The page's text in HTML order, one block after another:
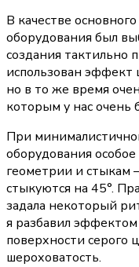
В качестве
оборудования был
создания тактильно
использован эффект
но в то же время
которым у нас очень
При
оборудования
геометрии и стыкам
стыкуются на 45°.
задала некоторый
я разбавил
поверхности серого
шероховатость.